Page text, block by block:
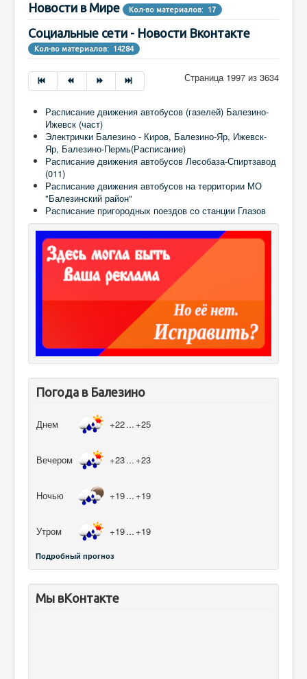
Новости в Мире Кол-во материалов: 17
Социальные сети - Новости Вконтакте
Кол-во материалов: 14284
Страница 1997 из 3634
Расписание движения автобусов (газелей) Балезино-
Ижевск (част)
Электрички Балезино - Киров, Балезино-Яр, Ижевск-
Яр, Балезино-Пермь(Расписание)
Расписание движения автобусов Лесобаза-Спиртзавод
(011)
Расписание движения автобусов на территории МО
"Балезинский район"
Расписание пригородных поездов со станции Глазов
Погода в Балезино
Днем +22... +25
Вечером +23... +23
Ночью +19... +19
Утром +19... +19
Подробный прогноз
Мы вКонтакте